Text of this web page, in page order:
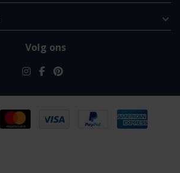
Volg ons